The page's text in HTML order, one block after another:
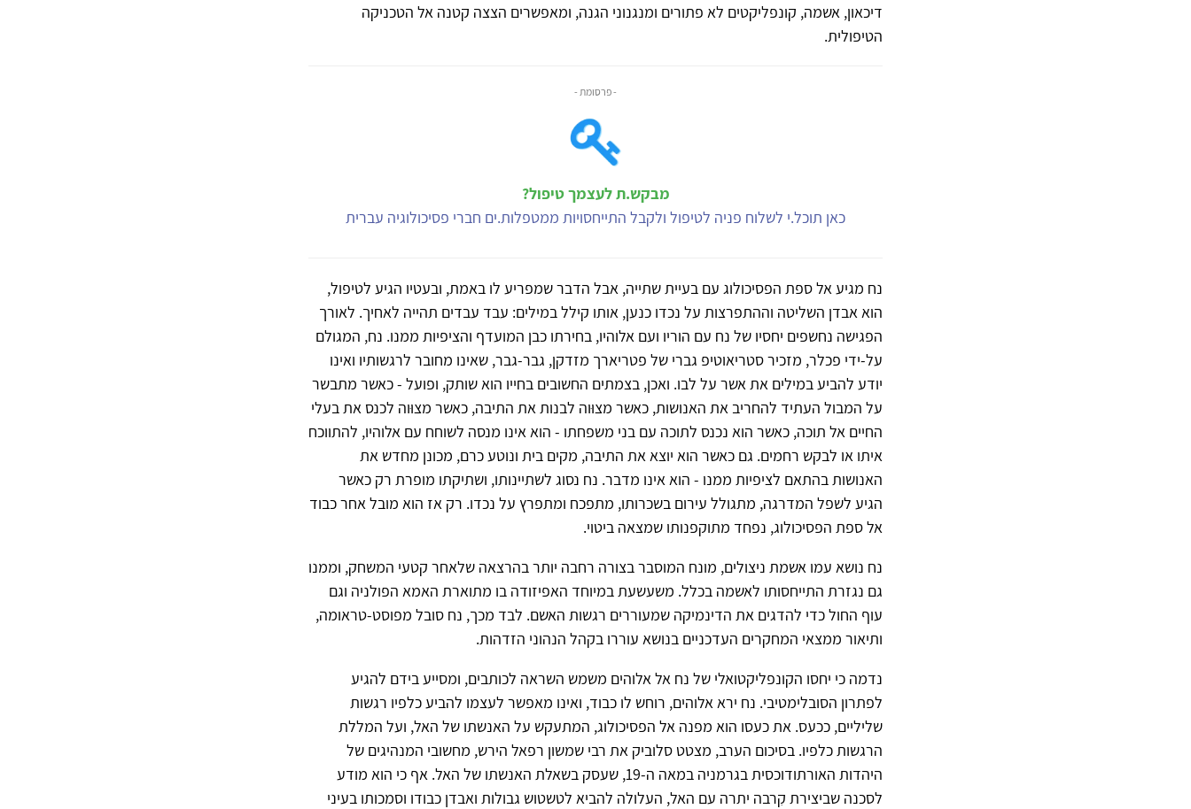
דיכאון, אשמה, קונפליקטים לא פתורים ומנגנוני הגנה, ומאפשרים הצצה קטנה אל הטכניקה
הטיפולית.
- פרסומת -
מבקש.ת לעצמך טיפול?
כאן תוכל.י לשלוח פניה לטיפול ולקבל התייחסויות ממטפלות.ים חברי פסיכולוגיה עברית
נח מגיע אל ספת הפסיכולוג עם בעיית שתייה, אבל הדבר שמפריע לו באמת, ובעטיו הגיע לטיפול,
הוא אבדן השליטה וההתפרצות על נכדו כנען, אותו קילל במילים: עבד עבדים תהייה לאחיך. לאורך
הפגישה נחשפים יחסיו של נח עם הוריו ועם אלוהיו, בחירתו כבן המועדף והציפיות ממנו. נח, המגולם
על-ידי פכלר, מזכיר סטריאוטיפ גברי של פטריארך מזדקן, גבר-גבר, שאינו מחובר לרגשותיו ואינו
יודע להביע במילים את אשר על לבו. ואכן, בצמתים החשובים בחייו הוא שותק, ופועל - כאשר מתבשר
על המבול העתיד להחריב את האנושות, כאשר מצוּוה לבנות את התיבה, כאשר מצוּוה לכנס את בעלי
החיים אל תוכה, כאשר הוא נכנס לתוכה עם בני משפחתו - הוא אינו מנסה לשוחח עם אלוהיו, להתווכח
איתו או לבקש רחמים. גם כאשר הוא יוצא את התיבה, מקים בית ונוטע כרם, מכונן מחדש את
האנושות בהתאם לציפיות ממנו - הוא אינו מדבר. נח נסוג לשתיינותו, ושתיקתו מופרת רק כאשר
הגיע לשפל המדרגה, מתגולל עירום בשכרותו, מתפכח ומתפרץ על נכדו. רק אז הוא מובל אחר כבוד
אל ספת הפסיכולוג, נפחד מתוקפנותו שמצאה ביטוי.
נח נושא עמו אשמת ניצולים, מונח המוסבר בצורה רחבה יותר בהרצאה שלאחר קטעי המשחק, וממנו
גם נגזרת התייחסותו לאשמה בכלל. משעשעת במיוחד האפיזודה בו מתוארת האמא הפולניה וגם
עוף החול כדי להדגים את הדינמיקה שמעוררים רגשות האשם. לבד מכך, נח סובל מפוסט-טראומה,
ותיאור ממצאי המחקרים העדכניים בנושא עוררו בקהל הנהוני הזדהות.
נדמה כי יחסו הקונפליקטואלי של נח אל אלוהים משמש השראה לכותבים, ומסייע בידם להגיע
לפתרון הסובלימטיבי. נח ירא אלוהים, רוחש לו כבוד, ואינו מאפשר לעצמו להביע כלפיו רגשות
שליליים, ככעס. את כעסו הוא מפנה אל הפסיכולוג, המתעקש על האנשתו של האל, ועל המללת
הרגשות כלפיו. בסיכום הערב, מצטט סלוביק את רבי שמשון רפאל הירש, מחשובי המנהיגים של
היהדות האורתודוכסית בגרמניה במאה ה-19, שעסק בשאלת האנשתו של האל. אף כי הוא מודע
לסכנה שביצירת קִרבה יתרה עם האל, העלולה להביא לטשטוש גבולות ואבדן כבודו וסמכותו בעיני